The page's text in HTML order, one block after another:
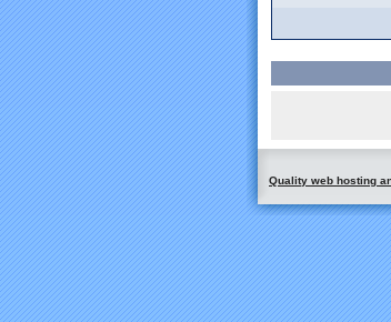
Quality web hosting